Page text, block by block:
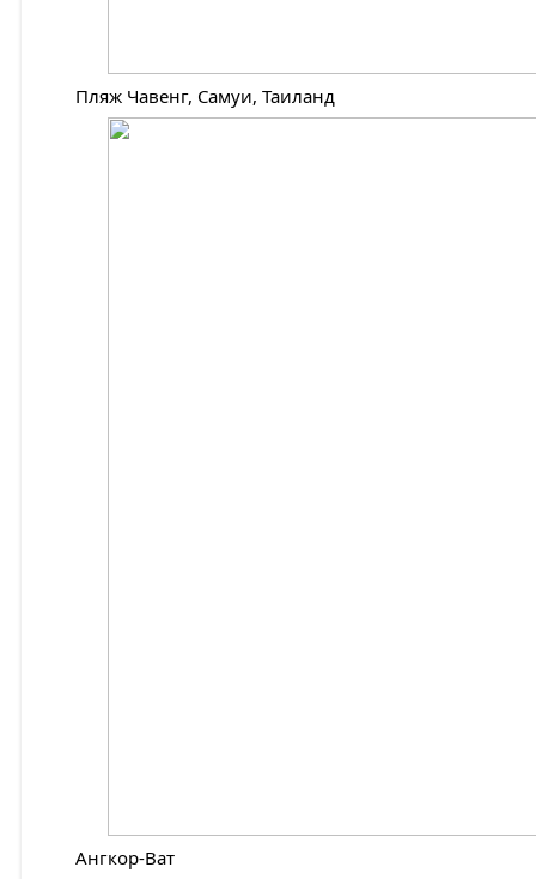
Пляж Чавенг, Самуи, Таиланд
Ангкор-Ват